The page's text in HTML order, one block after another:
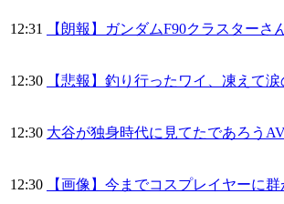
12:31 【朗報】ガンダムF90クラスター
12:30 【悲報】釣り行ったワイ、凍えて
12:30 大谷が独身時代に見てたであろう
12:30 【画像】今までコスプレイヤーに